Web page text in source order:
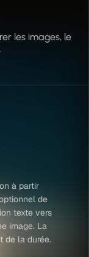
les images, le
à partir
de
texte vers
image. La
de la durée.